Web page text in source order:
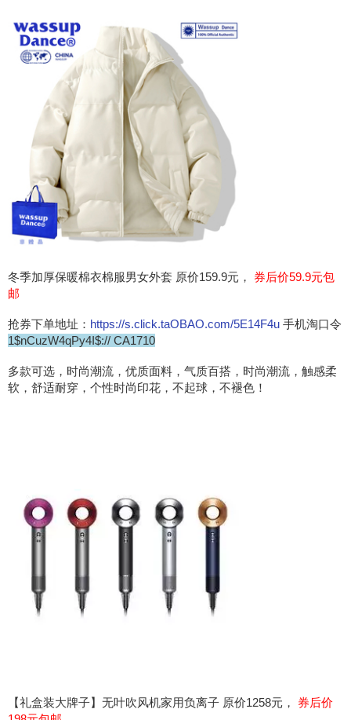
冬季加厚保暖棉衣棉服男女外套 原价159.9元，
券后价59.9元包
邮
抢券下单地址： https://s.click.taOBAO.com/5E14F4u 手机淘口令
1$nCuzW4qPy4I$:// CA1710
多款可选，时尚潮流，优质面料，气质百搭，时尚潮流，触感柔
软，舒适耐穿，个性时尚印花，不起球，不褪色！
【礼盒装大牌子】无叶吹风机家用负离子 原价1258元，
券后价